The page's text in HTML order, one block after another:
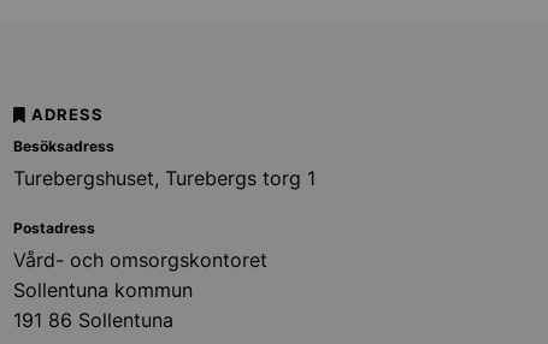
ADRESS
Besöksadress
Turebergshuset, Turebergs torg 1
Postadress
Vård- och omsorgskontoret
Sollentuna kommun
191 86 Sollentuna